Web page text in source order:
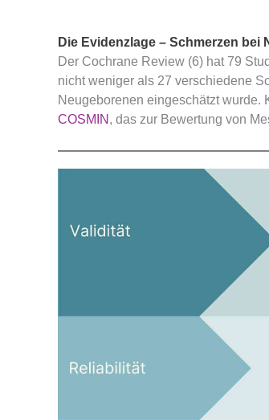
Die Evidenzlage – Schmerzen bei
Der Cochrane Review (6) hat 79
nicht weniger als 27 verschiedene
Neugeborenen eingeschätzt
COSMIN , das zur Bewertung von